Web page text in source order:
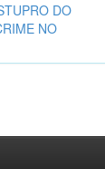
DO
NO